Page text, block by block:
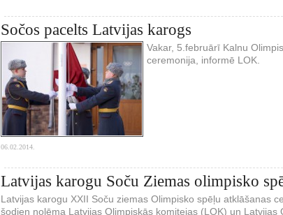
Sočos pacelts Latvijas karogs
Vakar, 5.februārī Kalnu
ceremonija, informē LOK.
06.02.2014.
Latvijas karogu Soču Ziemas olimpisko
Latvijas karogu XXII Soču ziemas Olimpisko spēļu atklāšanas
šodien nolēma Latvijas Olimpiskās komitejas (LOK) un